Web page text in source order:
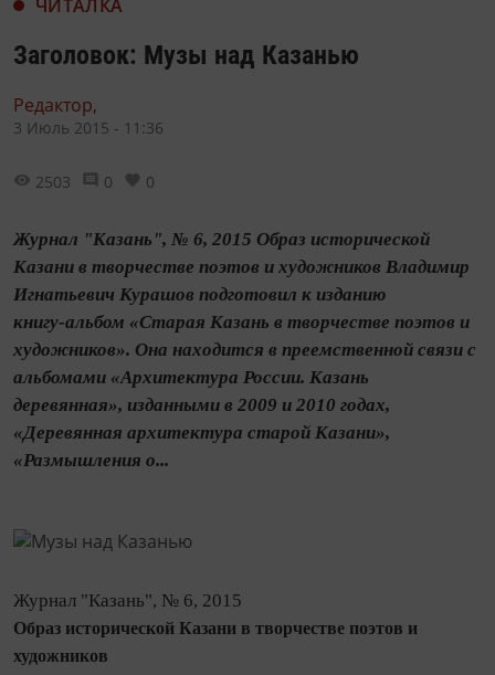
ЧИТАЛКА
Заголовок: Музы над Казанью
Редактор,
3 Июль 2015 - 11:36
2503 0 0
Журнал "Казань", № 6, 2015 Образ исторической
Казани в творчестве поэтов и художников Владимир
Игнатьевич Курашов подготовил к изданию
книгу‑альбом «Старая Казань в творчестве поэтов и
художников». Она находится в преемственной связи с
альбомами «Архитектура России. Казань
деревянная», изданными в 2009 и 2010 годах,
«Деревянная архитектура старой Казани»,
«Размышления о...
Журнал "Казань", № 6, 2015
Образ исторической Казани в творчестве поэтов и
художников